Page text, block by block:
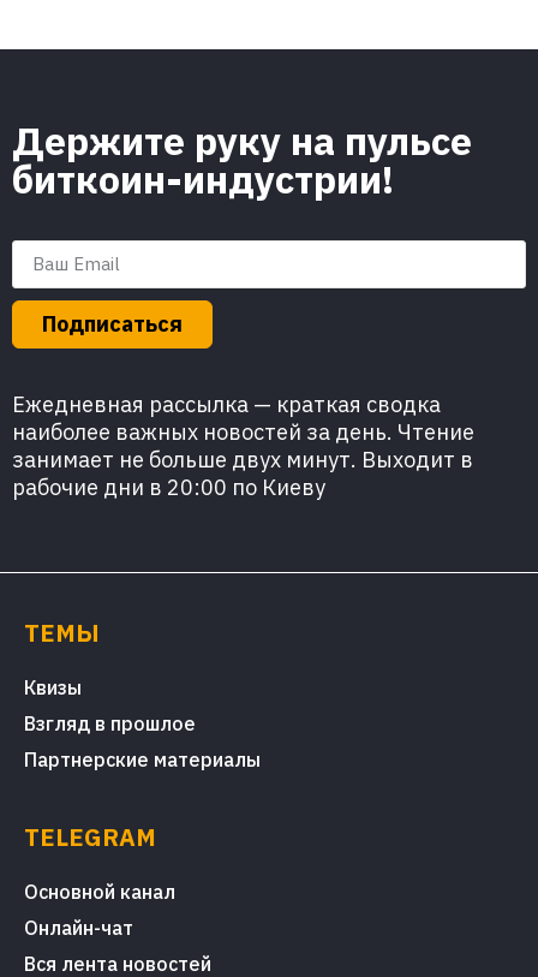
Держите руку на пульсе
биткоин-индустрии!
Подписаться
Ежедневная рассылка — краткая сводка
наиболее важных новостей за день. Чтение
занимает не больше двух минут. Выходит в
рабочие дни в 20:00 по Киеву
ТЕМЫ
Квизы
Взгляд в прошлое
Партнерские материалы
TELEGRAM
Основной канал
Онлайн-чат
Вся лента новостей